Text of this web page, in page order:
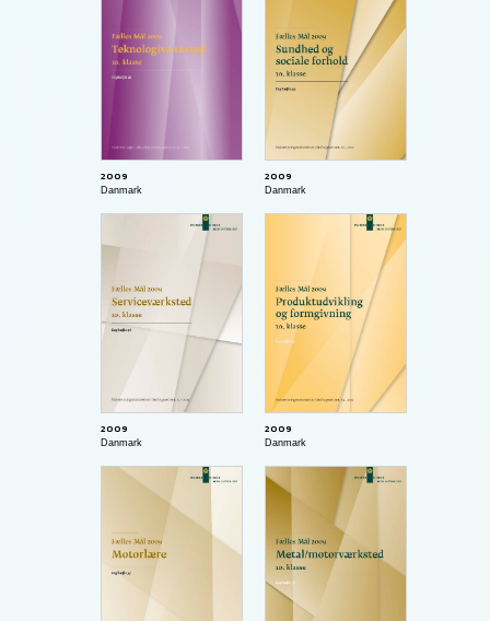
2009
Danmark
2009
Danmark
2009
Danmark
2009
Danmark